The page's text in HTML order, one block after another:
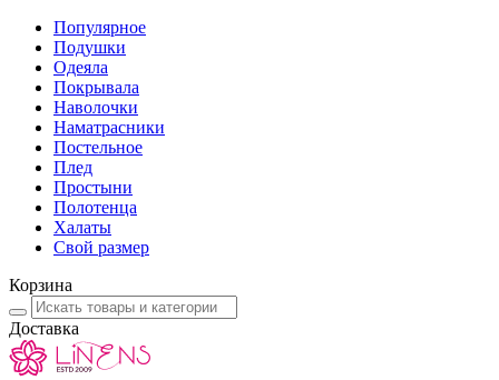
Популярное
Подушки
Одеяла
Покрывала
Наволочки
Наматрасники
Постельное
Плед
Простыни
Полотенца
Халаты
Свой размер
Корзина
Доставка